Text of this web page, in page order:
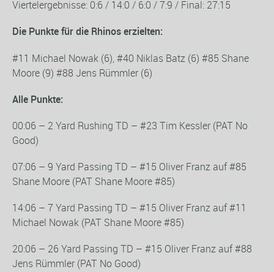
Viertelergebnisse: 0:6 / 14:0 / 6:0 / 7:9 / Final: 27:15
Die Punkte für die Rhinos erzielten:
#11 Michael Nowak (6), #40 Niklas Batz (6) #85 Shane
Moore (9) #88 Jens Rümmler (6)
Alle Punkte:
00:06 – 2 Yard Rushing TD – #23 Tim Kessler (PAT No
Good)
07:06 – 9 Yard Passing TD – #15 Oliver Franz auf #85
Shane Moore (PAT Shane Moore #85)
14:06 – 7 Yard Passing TD – #15 Oliver Franz auf #11
Michael Nowak (PAT Shane Moore #85)
20:06 – 26 Yard Passing TD – #15 Oliver Franz auf #88
Jens Rümmler (PAT No Good)